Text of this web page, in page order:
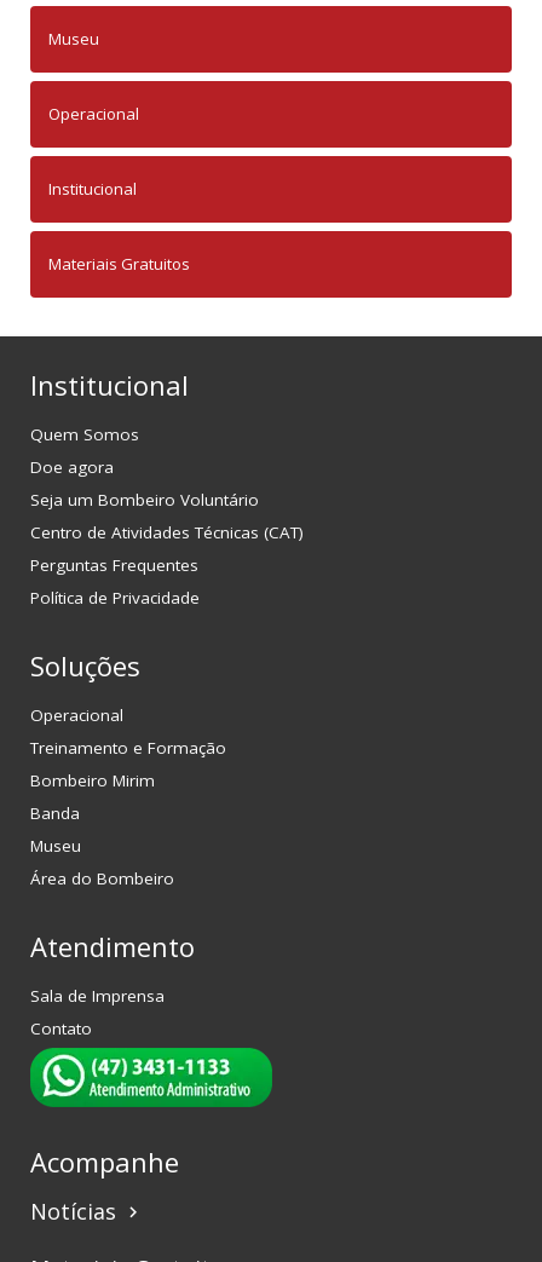
Museu
Operacional
Institucional
Materiais Gratuitos
Institucional
Quem Somos
Doe agora
Seja um Bombeiro Voluntário
Centro de Atividades Técnicas (CAT)
Perguntas Frequentes
Política de Privacidade
Soluções
Operacional
Treinamento e Formação
Bombeiro Mirim
Banda
Museu
Área do Bombeiro
Atendimento
Sala de Imprensa
Contato
Acompanhe
Notícias keyboard_arrow_right